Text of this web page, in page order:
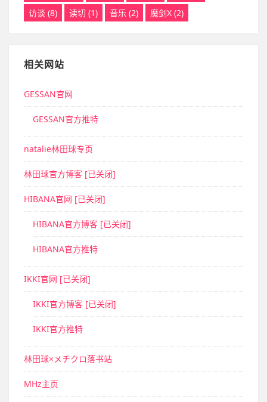
访谈 (8) 读切 (1) 音乐 (2) 魔剑X (2)
相关网站
GESSAN官网
GESSAN官方推特
natalie林田球专页
林田球官方博客 [已关闭]
HIBANA官网 [已关闭]
HIBANA官方博客 [已关闭]
HIBANA官方推特
IKKI官网 [已关闭]
IKKI官方博客 [已关闭]
IKKI官方推特
林田球×メチクロ落书站
MHz主页